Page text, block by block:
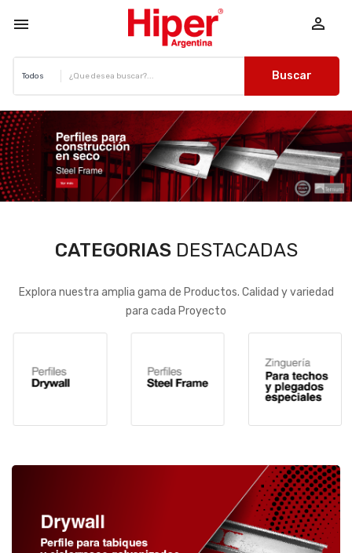
 
Buscar
CATEGORIASDESTACADAS
Explora nuestra amplia gama de Productos. Calidad y variedad
para cada Proyecto